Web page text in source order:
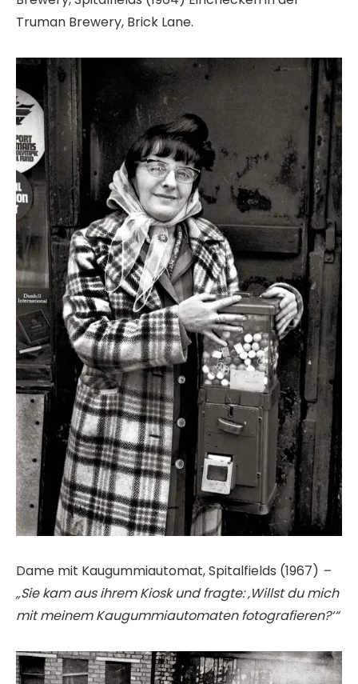
Truman Brewery, Brick Lane.
Dame mit Kaugummiautomat, Spitalfields (1967) –
„Sie kam aus ihrem Kiosk und fragte: ‚Willst du mich
mit meinem Kaugummiautomaten fotografieren?‘“